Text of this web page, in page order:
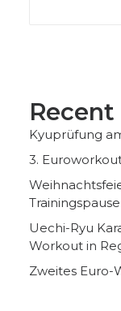
Kyuprüfung
3.
Trainingspause
Uechi-Ryu
Workout in
Zweites Euro-